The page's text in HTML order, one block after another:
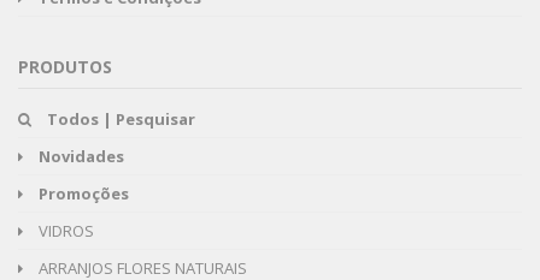
PRODUTOS
Todos | Pesquisar
Novidades
Promoções
VIDROS
ARRANJOS FLORES NATURAIS